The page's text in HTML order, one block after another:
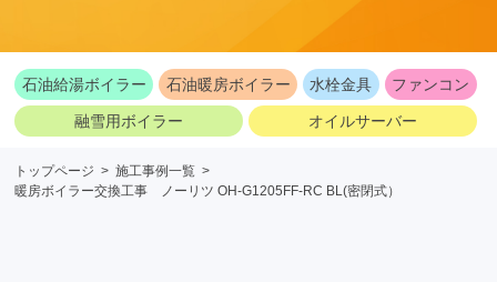
石油給湯ボイラー 石油暖房ボイラー 水栓金具 ファンコン
融雪用ボイラー オイルサーバー
トップページ > 施工事例一覧 >
暖房ボイラー交換工事 ノーリツ OH-G1205FF-RC BL(密閉式）